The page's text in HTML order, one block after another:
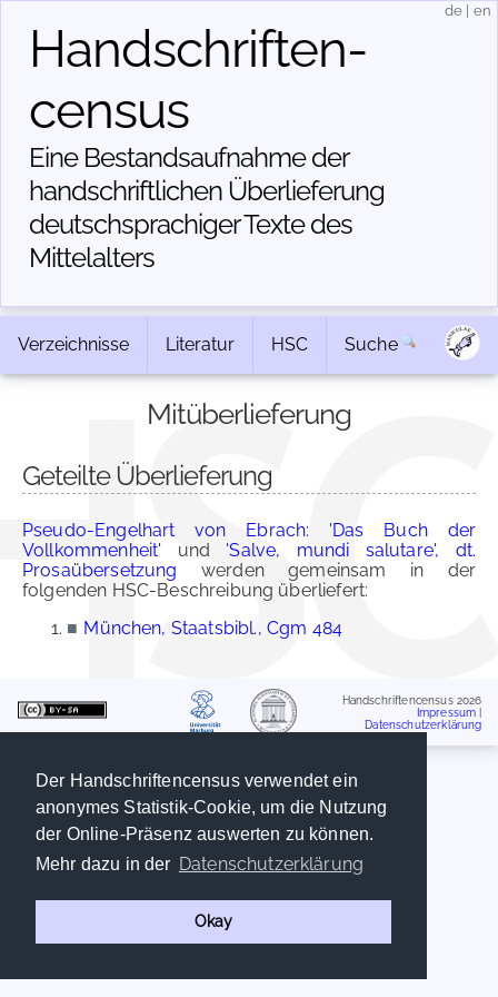
Der Handschriftencensus verwendet ein
anonymes Statistik-Cookie, um die Nutzung
der Online-Präsenz auswerten zu können.
Mehr dazu in der Datenschutzerklärung
Okay
Handschriften­
census
Eine Bestandsaufnahme der
handschriftlichen Über­lieferung
deutschsprachiger Texte des
Mittelalters
de en
Verzeichnisse Literatur HSC Suche
Mitüberlieferung
Geteilte Überlieferung
Pseudo-Engelhart von Ebrach: 'Das Buch der
Vollkommenheit' und 'Salve, mundi salutare', dt.
Prosaübersetzung werden gemeinsam in der
folgenden HSC-Beschreibung überliefert:
■ München, Staatsbibl., Cgm 484
Handschriftencensus 2026
Impressum
Datenschutzerklärung